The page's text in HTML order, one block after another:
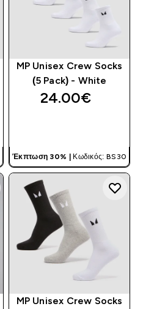
MP Unisex Crew Socks
(5 Pack) - White
24.00€‎
Έκπτωση 30% | Κωδικός: BS30
MP Unisex Crew Socks